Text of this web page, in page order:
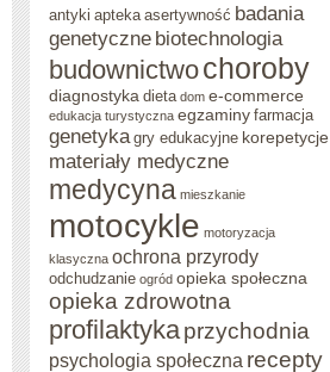
antyki apteka asertywność badania
genetyczne biotechnologia
budownictwochoroby
diagnostyka dieta dom e-commerce
edukacja turystyczna egzaminy farmacja
genetyka gry edukacyjne korepetycje
materiały medyczne
medycyna mieszkanie
motocykle motoryzacja
klasyczna ochrona przyrody
odchudzanie ogród opieka społeczna
opieka zdrowotna
profilaktykaprzychodnia
psychologia społeczna recepty